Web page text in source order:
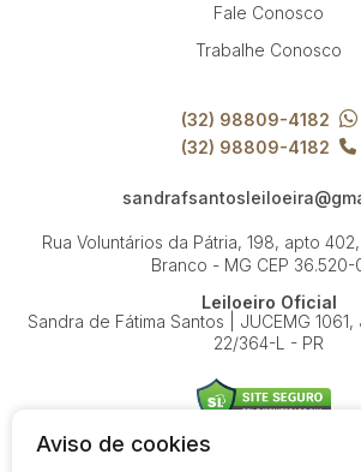
Fale Conosco
Trabalhe Conosco
(32) 98809-4182
(32) 98809-4182
Rua Voluntários da Pátria, 198, apto
Branco - MG CEP 36.520-
Leiloeiro Oficial
Sandra de Fátima Santos | JUCEMG
22/364-L - PR
Aviso de cookies